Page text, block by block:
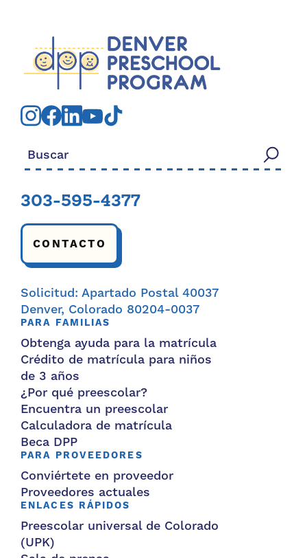
Buscar:
303-595-4377
CONTACTO
Solicitud: Apartado Postal 40037
Denver, Colorado 80204-0037
PARA FAMILIAS
Obtenga ayuda para la matrícula
Crédito de matrícula para niños
de 3 años
¿Por qué preescolar?
Encuentra un preescolar
Calculadora de matrícula
Beca DPP
PARA PROVEEDORES
Conviértete en proveedor
Proveedores actuales
ENLACES RÁPIDOS
Preescolar universal de Colorado
(UPK)